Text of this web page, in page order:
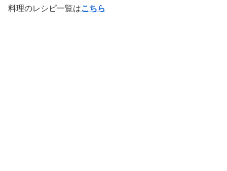
料理のレシピ一覧はこちら